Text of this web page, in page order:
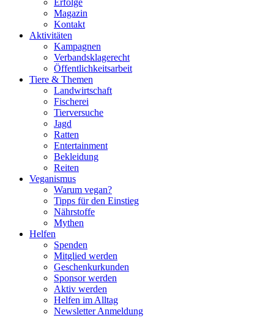
Erfolge
Magazin
Kontakt
Aktivitäten
Kampagnen
Verbandsklagerecht
Öffentlichkeitsarbeit
Tiere & Themen
Landwirtschaft
Fischerei
Tierversuche
Jagd
Ratten
Entertainment
Bekleidung
Reiten
Veganismus
Warum vegan?
Tipps für den Einstieg
Nährstoffe
Mythen
Helfen
Spenden
Mitglied werden
Geschenkurkunden
Sponsor werden
Aktiv werden
Helfen im Alltag
Newsletter Anmeldung